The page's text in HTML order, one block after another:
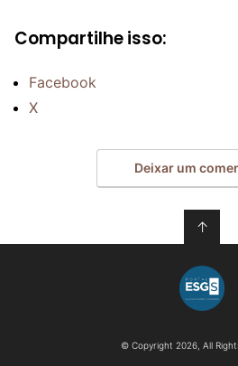
Compartilhe isso:
Facebook
X
Deixar um
↑
© Copyright 2026, All